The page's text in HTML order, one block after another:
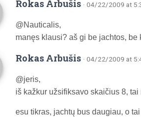
Rokas Arbušis · 04/22/2009 at
@Nauticalis,
manęs klausi? aš gi be jachtos,
Rokas Arbušis · 04/22/2009 at
@jeris,
iš kažkur užsifiksavo skaičius 8,
esu tikras, jachtų bus daugiau, o